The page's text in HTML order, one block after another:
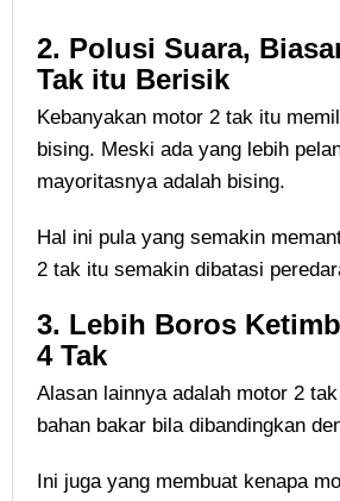
2. Polusi Suara,
Tak itu Berisik
Kebanyakan motor 2 tak itu
bising. Meski ada yang lebih
mayoritasnya adalah bising.
Hal ini pula yang semakin
2 tak itu semakin dibatasi
3. Lebih Boros
4 Tak
Alasan lainnya adalah motor 2
bahan bakar bila dibandingkan
Ini juga yang membuat kenapa